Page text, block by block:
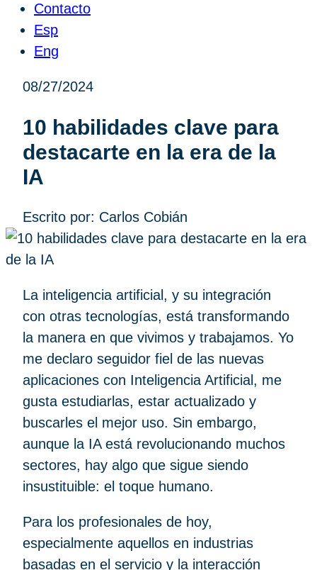
Contacto
Esp
Eng
08/27/2024
10 habilidades clave para
destacarte en la era de la
IA
Escrito por: Carlos Cobián
La inteligencia artificial, y su integración
con otras tecnologías, está transformando
la manera en que vivimos y trabajamos. Yo
me declaro seguidor fiel de las nuevas
aplicaciones con Inteligencia Artificial, me
gusta estudiarlas, estar actualizado y
buscarles el mejor uso. Sin embargo,
aunque la IA está revolucionando muchos
sectores, hay algo que sigue siendo
insustituible: el toque humano.
Para los profesionales de hoy,
especialmente aquellos en industrias
basadas en el servicio y la interacción